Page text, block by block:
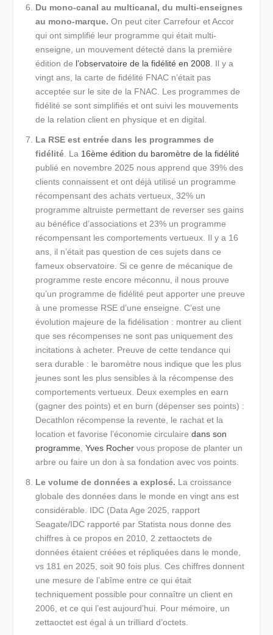
Du mono-canal au multicanal, du multi-enseignes
au mono-marque. On peut citer Carrefour et Accor
qui ont simplifié leur programme qui était multi-
enseigne, un mouvement détecté dans la première
édition de l’observatoire de la fidélité en 2008. Il y a
vingt ans, la carte de fidélité FNAC n’était pas
acceptée sur le site de la FNAC. Les programmes de
fidélité se sont simplifiés et ont suivi les mouvements
de la relation client en physique et en digital.
La RSE est entrée dans les programmes de
fidélité. La 16ème édition du baromètre de la fidélité
publié en novembre 2025 nous apprend que 39% des
clients connaissent et ont déjà utilisé un programme
récompensant des achats vertueux, 32% un
programme altruiste permettant de reverser ses gains
au bénéfice d’associations et 23% un programme
récompensant les comportements vertueux. Il y a 16
ans, il n’était pas question de ces sujets dans ce
fameux observatoire. Si ce genre de mécanique de
programme reste encore méconnu, il nous prouve
qu’un programme de fidélité peut apporter une preuve
à une promesse RSE d’une enseigne. C’est une
évolution majeure de la fidélisation : montrer au client
que ses récompenses ne sont pas uniquement des
incitations à acheter. Preuve de cette tendance qui
sera durable : le baromètre nous indique que les plus
jeunes sont les plus sensibles à la récompense des
comportements vertueux. Deux exemples en earn
(gagner des points) et en burn (dépenser ses points) :
Decathlon récompense la revente, le rachat et la
location et favorise l’économie circulairedans son
programme,Yves Rocher vous propose de planter un
arbre ou faire un don à sa fondation avec vos points.
Le volume de données a explosé. La croissance
globale des données dans le monde en vingt ans est
considérable. IDC (Data Age 2025, rapport
Seagate/IDC rapporté par Statista nous donne des
chiffres à ce propos en 2010, 2 zettaoctets de
données étaient créées et répliquées dans le monde,
vs 181 en 2025, soit 90 fois plus. Ces chiffres donnent
une mesure de l’abîme entre ce qui était
techniquement possible pour connaître un client en
2006, et ce qui l’est aujourd’hui. Pour mémoire, un
zettaoctet est égal à un trilliard d’octets.